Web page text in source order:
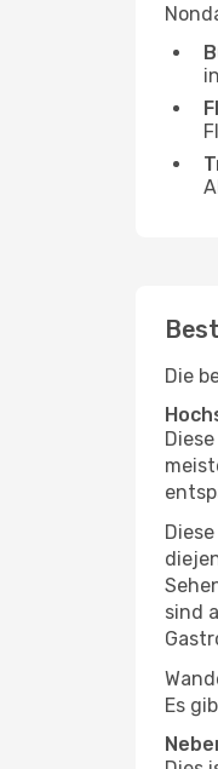
Die
sind
Es